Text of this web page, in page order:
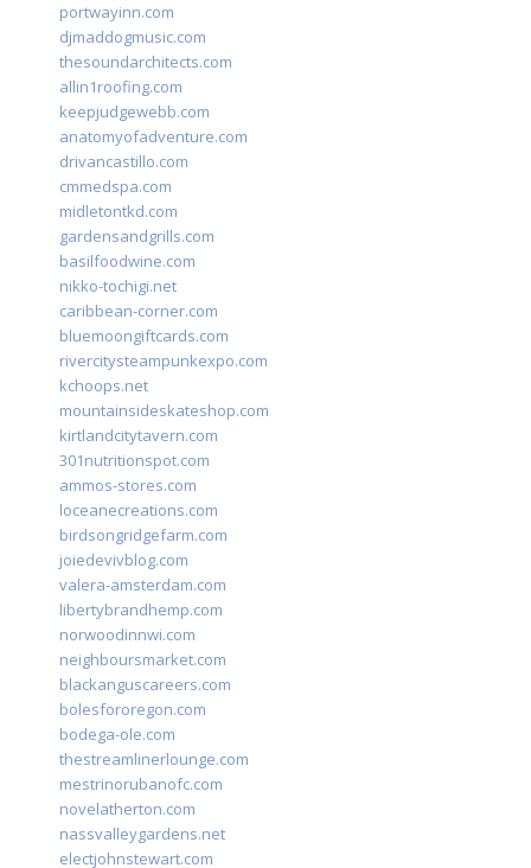
portwayinn.com
djmaddogmusic.com
thesoundarchitects.com
allin1roofing.com
keepjudgewebb.com
anatomyofadventure.com
drivancastillo.com
cmmedspa.com
midletontkd.com
gardensandgrills.com
basilfoodwine.com
nikko-tochigi.net
caribbean-corner.com
bluemoongiftcards.com
rivercitysteampunkexpo.com
kchoops.net
mountainsideskateshop.com
kirtlandcitytavern.com
301nutritionspot.com
ammos-stores.com
loceanecreations.com
birdsongridgefarm.com
joiedevivblog.com
valera-amsterdam.com
libertybrandhemp.com
norwoodinnwi.com
neighboursmarket.com
blackanguscareers.com
bolesfororegon.com
bodega-ole.com
thestreamlinerlounge.com
mestrinorubanofc.com
novelatherton.com
nassvalleygardens.net
electjohnstewart.com